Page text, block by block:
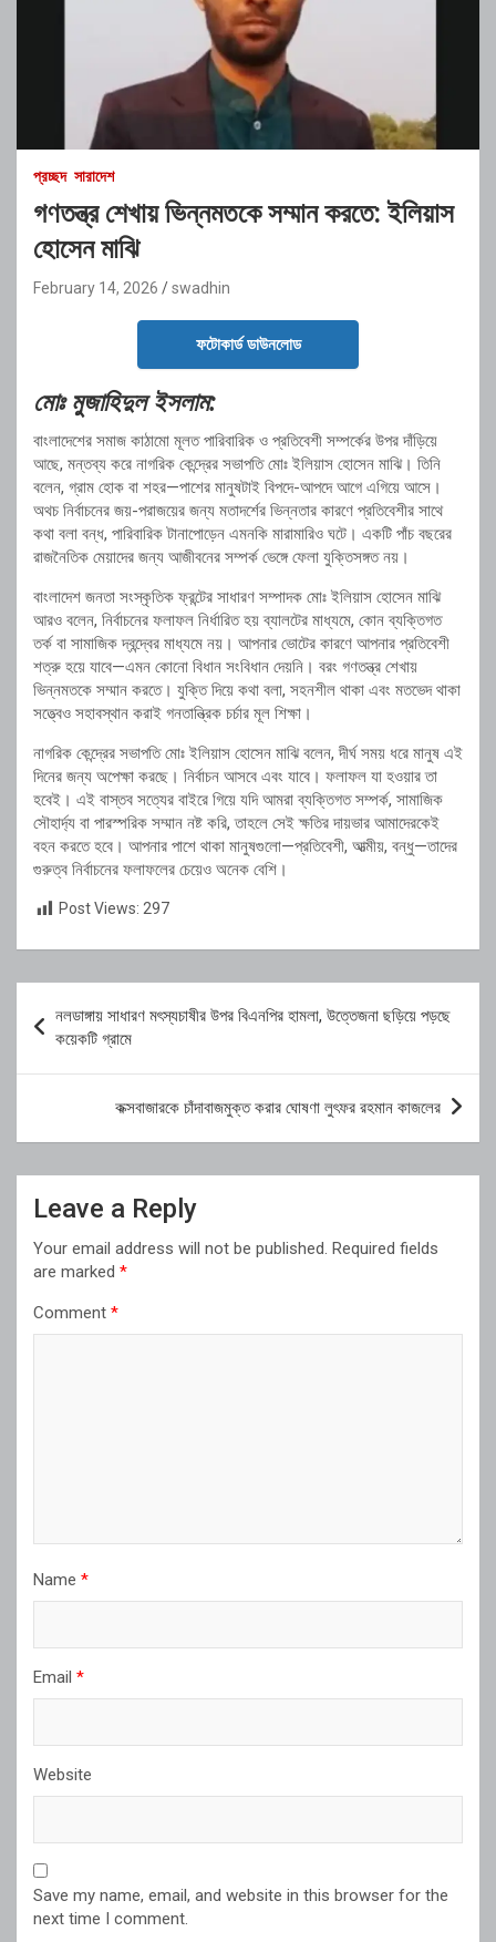
প্রচ্ছদ সারাদেশ
গণতন্ত্র শেখায় ভিন্নমতকে সম্মান করতে: ইলিয়াস
হোসেন মাঝি
February 14, 2026 swadhin
ফটোকার্ড ডাউনলোড
মোঃ মুজাহিদুল ইসলাম:
বাংলাদেশের সমাজ কাঠামো মূলত পারিবারিক ও প্রতিবেশী সম্পর্কের উপর দাঁড়িয়ে
আছে, মন্তব্য করে নাগরিক কেন্দ্রের সভাপতি মোঃ ইলিয়াস হোসেন মাঝি। তিনি
বলেন, গ্রাম হোক বা শহর—পাশের মানুষটাই বিপদে-আপদে আগে এগিয়ে আসে।
অথচ নির্বাচনের জয়-পরাজয়ের জন্য মতাদর্শের ভিন্নতার কারণে প্রতিবেশীর সাথে
কথা বলা বন্ধ, পারিবারিক টানাপোড়েন এমনকি মারামারিও ঘটে। একটি পাঁচ বছরের
রাজনৈতিক মেয়াদের জন্য আজীবনের সম্পর্ক ভেঙ্গে ফেলা যুক্তিসঙ্গত নয়।
বাংলাদেশ জনতা সংস্কৃতিক ফ্রন্টের সাধারণ সম্পাদক মোঃ ইলিয়াস হোসেন মাঝি
আরও বলেন, নির্বাচনের ফলাফল নির্ধারিত হয় ব্যালটের মাধ্যমে, কোন ব্যক্তিগত
তর্ক বা সামাজিক দ্বন্দ্বের মাধ্যমে নয়। আপনার ভোটের কারণে আপনার প্রতিবেশী
শত্রু হয়ে যাবে—এমন কোনো বিধান সংবিধান দেয়নি। বরং গণতন্ত্র শেখায়
ভিন্নমতকে সম্মান করতে। যুক্তি দিয়ে কথা বলা, সহনশীল থাকা এবং মতভেদ থাকা
সত্ত্বেও সহাবস্থান করাই গনতান্ত্রিক চর্চার মূল শিক্ষা।
নাগরিক কেন্দ্রের সভাপতি মোঃ ইলিয়াস হোসেন মাঝি বলেন, দীর্ঘ সময় ধরে মানুষ এই
দিনের জন্য অপেক্ষা করছে। নির্বাচন আসবে এবং যাবে। ফলাফল যা হওয়ার তা
হবেই। এই বাস্তব সত্যের বাইরে গিয়ে যদি আমরা ব্যক্তিগত সম্পর্ক, সামাজিক
সৌহার্দ্য বা পারস্পরিক সম্মান নষ্ট করি, তাহলে সেই ক্ষতির দায়ভার আমাদেরকেই
বহন করতে হবে। আপনার পাশে থাকা মানুষগুলো—প্রতিবেশী, আত্মীয়, বন্ধু—তাদের
গুরুত্ব নির্বাচনের ফলাফলের চেয়েও অনেক বেশি।
Post Views: 297
navigation
নলডাঙ্গায় সাধারণ মৎস্যচাষীর উপর বিএনপির হামলা, উত্তেজনা ছড়িয়ে পড়ছে
কয়েকটি গ্রামে
কক্সবাজারকে চাঁদাবাজমুক্ত করার ঘোষণা লুৎফর রহমান কাজলের
Leave a Reply
Your email address will not be published. Required fields
are marked *
Comment *
Name *
Email *
Website
Save my name, email, and website in this browser for the
next time I comment.